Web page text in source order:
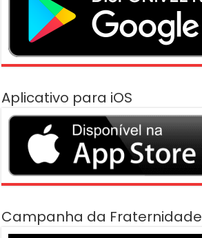
Aplicativo para iOS
Campanha da Fraternidade